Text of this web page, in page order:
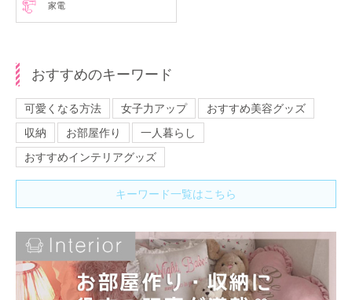
家電
おすすめのキーワード
可愛くなる方法 女子力アップ
おすすめ美容グッズ
収納
お部屋作り
一人暮らし
おすすめインテリアグッズ
キーワード一覧はこちら